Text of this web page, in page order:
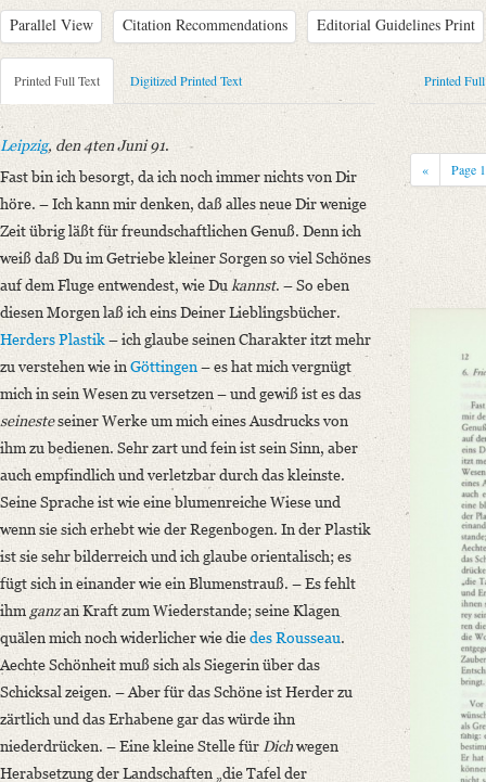
Parallel View Citation Recommendations Editorial Guidelines Print
Metadata Concerning Header
Sender: Friedrich von Schlegel
Recipient: August Wilhelm von Schlegel
Place of Dispatch: Leipzig
Place of Destination: Amsterdam
Date: 04.06.1791 bis 08.06.1791
Notations: Empfangsort erschlossen.
Printed Text
Bibliography: Kritische Friedrich-Schlegel-Ausgabe. Bd. 23. Dritte
romantischen Schule (15. September 1788 ‒ 15. Juli 1797). Mit
Incipit: „Leipzig, den 4ten Juni 91.
Fast bin ich besorgt, da ich noch immer nichts von Dir höre. – Ich
Language
German
Printed Full Text Digitized Printed Text
Leipzig, den 4ten Juni 91.
Fast bin ich besorgt, da ich noch immer nichts von Dir
höre. – Ich kann mir denken, daß alles neue Dir wenige
Zeit übrig läßt für freundschaftlichen Genuß. Denn ich
weiß daß Du im Getriebe kleiner Sorgen so viel Schönes
auf dem Fluge entwendest, wie Du kannst. – So eben
diesen Morgen laß ich eins Deiner Lieblingsbücher.
HerdersPlastik– ich glaube seinen Charakter itzt mehr
zu verstehen wie in Göttingen– es hat mich vergnügt
mich in sein Wesen zu versetzen – und gewiß ist es das
seinesteseiner Werke um mich eines Ausdrucks von
ihm zu bedienen. Sehr zart und fein ist sein Sinn, aber
auch empfindlich und verletzbar durch das kleinste.
Seine Sprache ist wie eine blumenreiche Wiese und
wenn sie sich erhebt wie der Regenbogen. In der Plastik
ist sie sehr bilderreich und ich glaube orientalisch; es
fügt sich in einander wie ein Blumenstrauß. – Es fehlt
ihm ganzan Kraft zum Wiederstande; seine Klagen
quälen mich noch widerlicher wie diedes Rousseau.
Aechte Schönheit muß sich als Siegerin über das
Schicksal zeigen. – Aber für das Schöne ist Herder zu
zärtlich und das Erhabene gar das würde ihn
niederdrücken. – Eine kleine Stelle für Dichwegen
Herabsetzung der Landschaften „die Tafel der
Printed
« Page 1